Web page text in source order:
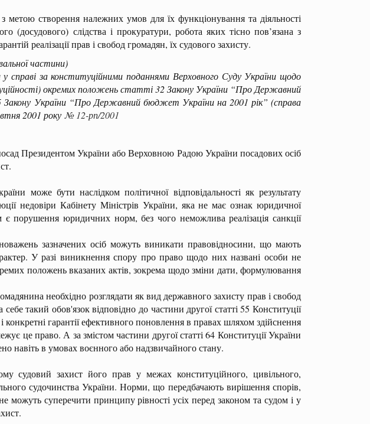
метою створення належних умов для їх функціонування та діяльності
(досудового) слідства і прокуратури, робота яких тісно пов’язана з
реалізації прав і свобод громадян, їх судового захисту.
частини)
за конституційними поданнями Верховного Суду України щодо
окремих положень статті 32 Закону України “Про Державний
України “Про Державний бюджет України на 2001 рік” (справа
2001 року № 12-рп/2001
Президентом України або Верховною Радою України посадових осіб
може бути наслідком політичної відповідальності як результату
недовіри Кабінету Міністрів України, яка не має ознак юридичної
є порушення юридичних норм, без чого неможлива реалізація санкції
зазначених осіб можуть виникати правовідносини, що мають
У разі виникнення спору про право щодо них названі особи не
положень вказаних актів, зокрема щодо зміни дати, формулювання
необхідно розглядати як вид державного захисту прав і свобод
такий обов'язок відповідно до частини другої статті 55 Конституції
гарантії ефективного поновлення в правах шляхом здійснення
це право. А за змістом частини другої статті 64 Конституції України
навіть в умовах воєнного або надзвичайного стану.
захист його прав у межах конституційного, цивільного,
судочинства України. Норми, що передбачають вирішення спорів,
суперечити принципу рівності усіх перед законом та судом і у